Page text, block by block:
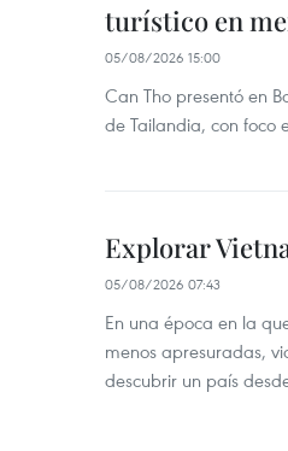
turístico en
05/08/2026 15:00
Can Tho presentó en
de Tailandia, con foco
Explorar
05/08/2026 07:43
En una época en la
menos apresuradas,
descubrir un país